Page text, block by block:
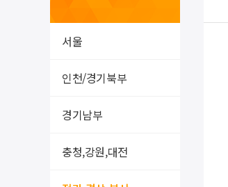
서울
인천/경기북부
경기남부
충청,강원,대전